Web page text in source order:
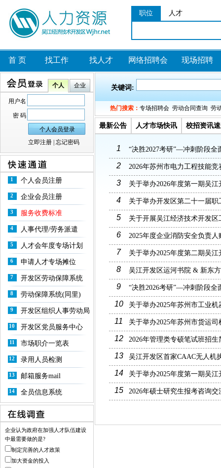
职位 人才
首 页 找工作 找人才 网络招聘会 现场招聘
个人 企业
用户名
密 码
立即注册 忘记密码
1 个人会员注册
2 企业会员注册
3 服务收费标准
4 人事代理/劳务派遣
5 人才会年度专场计划
6 申请人才专场摊位
7 开发区劳动保障系统
8 劳动保障系统(同里)
9 开发区组织人事劳动局
10 开发区党员服务中心
11 市场职介一览表
12 录用人员检测
13 邮箱服务mail
14 全员信息系统
企业认为政府在加强人才队伍建设
中最需要做的是?
制定完善的人才政策
加大资金的投入
关键词:
热门搜索： 专场招聘会 劳动合同查询 劳
最新公告 人才市场快讯 校招资讯
1 “决胜2027考研”—冲刺阶段全
2 2026年苏州市电力工程技能
3 关于举办2026年度第一期吴
4 关于举办开发区第二十一届
5 关于开展吴江经济技术开发
6 2025年度企业消防安全负责
7 关于举办2025年度第二期吴
8 吴江开发区运河书院 & 新东
9 “决胜2026考研”—冲刺阶段全
10 关于举办2025年苏州市工业
11 关于举办2025年苏州市货运
12 2026年管理类专硕笔试班招生
13 吴江开发区首家CAAC无人机
14 关于举办2025年度第一期吴
15 2026年硕士研究生报考咨询交